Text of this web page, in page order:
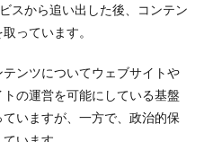
スから追い出した後、コンテン
っています。
ンツについてウェブサイトや
の運営を可能にしている基盤
いますが、一方で、政治的保